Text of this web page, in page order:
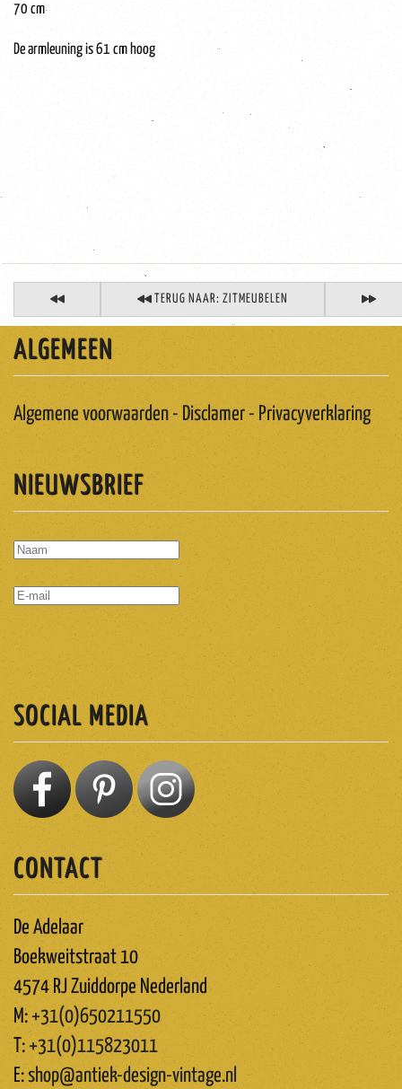
70 cm
De armleuning is 61 cm hoog
TERUG NAAR: ZITMEUBELEN
ALGEMEEN
Algemene voorwaarden - Disclamer - Privacyverklaring
NIEUWSBRIEF
SOCIAL MEDIA
CONTACT
De Adelaar
Boekweitstraat 10
4574 RJ Zuiddorpe Nederland
M:+31(0)650211550
T:+31(0)115823011
E:shop@antiek-design-vintage.nl